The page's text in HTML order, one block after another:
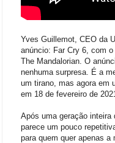
Yves Guillemot, CEO da
anúncio: Far Cry 6, com
The Mandalorian. O
nenhuma surpresa. É a
um tirano, mas agora em
em 18 de fevereiro de
Após uma geração
parece um pouco
para quem quer apenas